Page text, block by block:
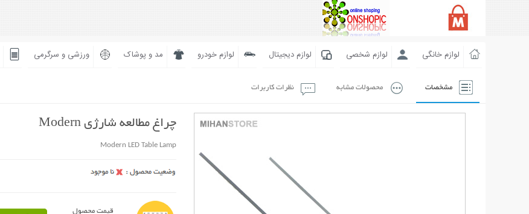
لوازم خانگی لوازم شخصی لوازم دیجیتال لوازم خودرو مد و پوشاک ورزشی و سرگرمی
مشخصات محصولات مشابه نظرات کاربرات
چراغ مطالعه شارژی Modern
Modern LED Table Lamp
قیمت محصول